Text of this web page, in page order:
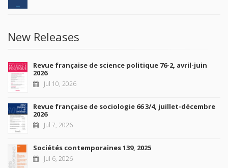
New Releases
Revue française de science politique 76-2, avril-juin
2026
Jul 10, 2026
Revue française de sociologie 66 3/4, juillet-décembre
2026
Jul 7, 2026
Sociétés contemporaines 139, 2025
Jul 6, 2026